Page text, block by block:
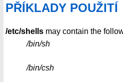
PŘÍKLADY POUŽITÍ
/etc/shells may contain the
/bin/sh
/bin/csh